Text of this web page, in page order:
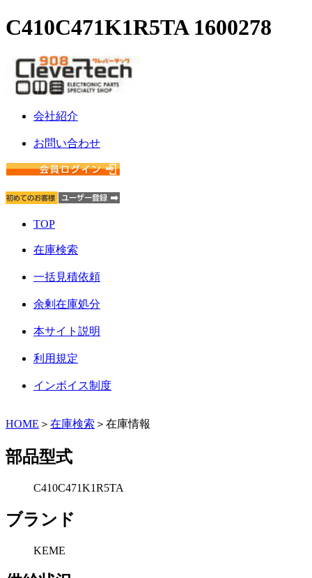
C410C471K1R5TA 1600278
会社紹介
お問い合わせ
TOP
在庫検索
一括見積依頼
余剰在庫処分
本サイト説明
利用規定
インボイス制度
HOME ＞ 在庫検索 ＞在庫情報
部品型式
C410C471K1R5TA
ブランド
KEME